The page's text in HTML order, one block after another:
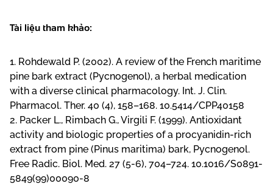
Tài liệu tham khảo:
1. Rohdewald P. (2002). A review of the French maritime
pine bark extract (Pycnogenol), a herbal medication
with a diverse clinical pharmacology. Int. J. Clin.
Pharmacol. Ther. 40 (4), 158–168. 10.5414/CPP40158
2. Packer L., Rimbach G., Virgili F. (1999). Antioxidant
activity and biologic properties of a procyanidin-rich
extract from pine (Pinus maritima) bark, Pycnogenol.
Free Radic. Biol. Med. 27 (5-6), 704–724. 10.1016/S0891-
5849(99)00090-8